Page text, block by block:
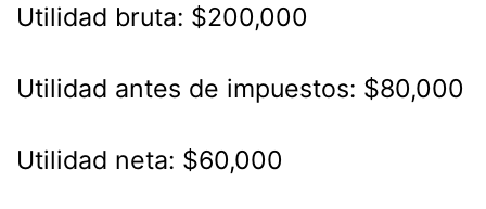
Utilidad bruta: $200,000
Utilidad antes de impuestos: $80,000
Utilidad neta: $60,000